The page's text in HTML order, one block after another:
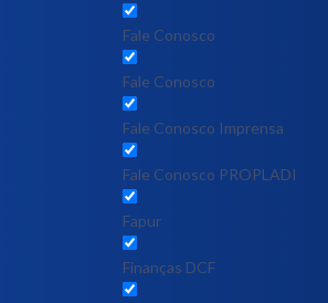
Fale Conosco
Fale Conosco
Fale Conosco Imprensa
Fale Conosco PROPLADI
Fapur
Finanças DCF